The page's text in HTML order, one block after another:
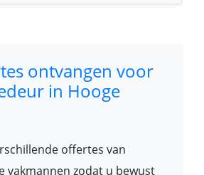
ontvangen voor
in Hooge
offertes van
vakmannen zodat u bewust